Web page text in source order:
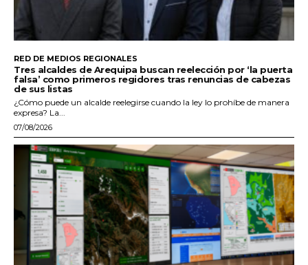
RED DE MEDIOS REGIONALES
Tres alcaldes de Arequipa buscan reelección por ‘la puerta
falsa’ como primeros regidores tras renuncias de cabezas
de sus listas
¿Cómo puede un alcalde reelegirse cuando la ley lo prohíbe de manera
expresa? La...
07/08/2026